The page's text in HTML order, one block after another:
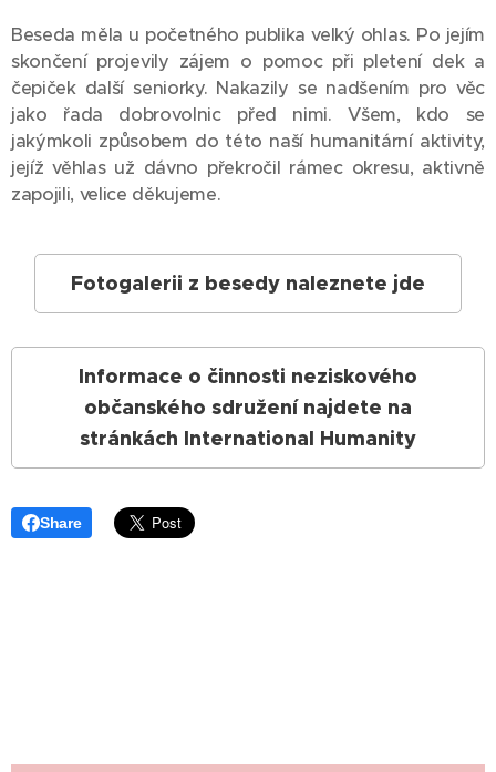
Beseda měla u početného publika velký ohlas. Po jejím
skončení projevily zájem o pomoc při pletení dek a
čepiček další seniorky. Nakazily se nadšením pro věc
jako řada dobrovolnic před nimi. Všem, kdo se
jakýmkoli způsobem do této naší humanitární aktivity,
jejíž věhlas už dávno překročil rámec okresu, aktivně
zapojili, velice děkujeme.
Fotogalerii z besedy naleznete jde
Informace o činnosti neziskového
občanského sdružení najdete na
stránkách International Humanity
Share